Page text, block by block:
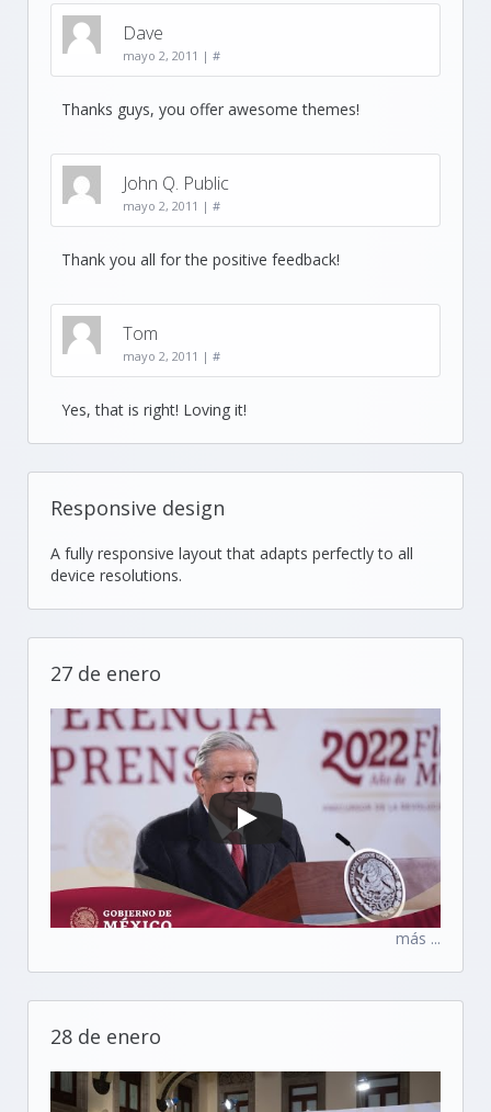
Dave
mayo 2, 2011 | #
Thanks guys, you offer awesome themes!
John Q. Public
mayo 2, 2011 | #
Thank you all for the positive feedback!
Tom
mayo 2, 2011 | #
Yes, that is right! Loving it!
Responsive design
A fully responsive layout that adapts perfectly to all
device resolutions.
27 de enero
más ...
28 de enero